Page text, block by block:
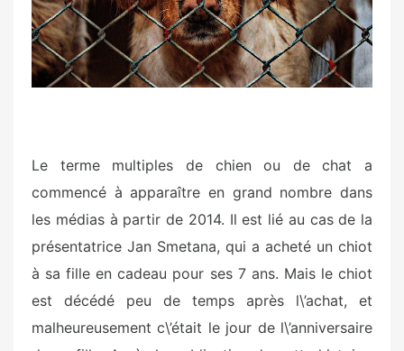
Le terme multiples de chien ou de chat a
commencé à apparaître en grand nombre dans
les médias à partir de 2014. Il est lié au cas de la
présentatrice Jan Smetana, qui a acheté un chiot
à sa fille en cadeau pour ses 7 ans. Mais le chiot
est décédé peu de temps après l\’achat, et
malheureusement c\’était le jour de l\’anniversaire